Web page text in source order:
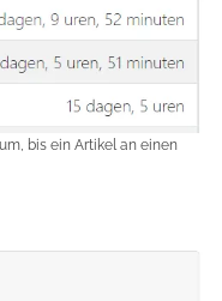
bis ein Artikel an einen